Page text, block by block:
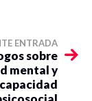
ENTRADA
sobre
mental y